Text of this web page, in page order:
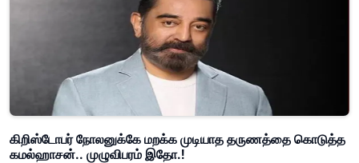
கிறிஸ்டோபர் நோலனுக்கே மறக்க முடியாத தருணத்தை கொடுத்த
கமல்ஹாசன்.. முழுவிபரம் இதோ.!